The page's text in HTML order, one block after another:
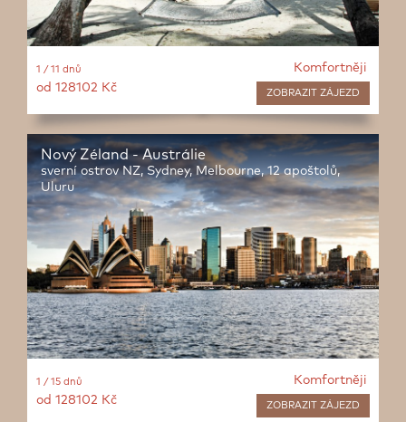
Komfortněji
ZOBRAZIT ZÁJEZD
1 / 11 dnů
od 128102 Kč
Nový Zéland - Austrálie
sverní ostrov NZ, Sydney, Melbourne, 12 apoštolů,
Uluru
Komfortněji
ZOBRAZIT ZÁJEZD
1 / 15 dnů
od 128102 Kč